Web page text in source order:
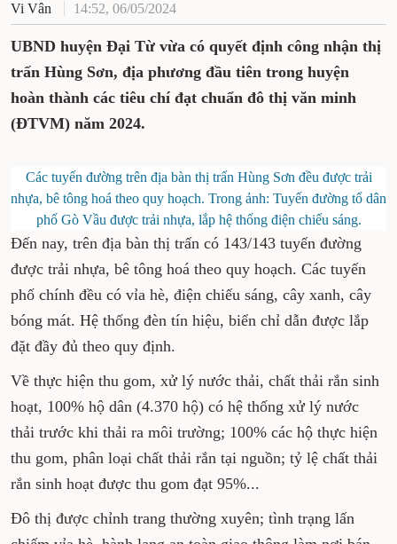
Vi Vân 14:52, 06/05/2024
UBND huyện Đại Từ vừa có quyết định công nhận thị
trấn Hùng Sơn, địa phương đầu tiên trong huyện
hoàn thành các tiêu chí đạt chuẩn đô thị văn minh
(ĐTVM) năm 2024.
Các tuyến đường trên địa bàn thị trấn Hùng Sơn đều được trải
nhựa, bê tông hoá theo quy hoạch. Trong ảnh: Tuyến đường tổ dân
phố Gò Vầu được trải nhựa, lắp hệ thống điện chiếu sáng.
Đến nay, trên địa bàn thị trấn có 143/143 tuyến đường
được trải nhựa, bê tông hoá theo quy hoạch. Các tuyến
phố chính đều có vỉa hè, điện chiếu sáng, cây xanh, cây
bóng mát. Hệ thống đèn tín hiệu, biển chỉ dẫn được lắp
đặt đầy đủ theo quy định.
Về thực hiện thu gom, xử lý nước thải, chất thải rắn sinh
hoạt, 100% hộ dân (4.370 hộ) có hệ thống xử lý nước
thải trước khi thải ra môi trường; 100% các hộ thực hiện
thu gom, phân loại chất thải rắn tại nguồn; tỷ lệ chất thải
rắn sinh hoạt được thu gom đạt 95%...
Đô thị được chỉnh trang thường xuyên; tình trạng lấn